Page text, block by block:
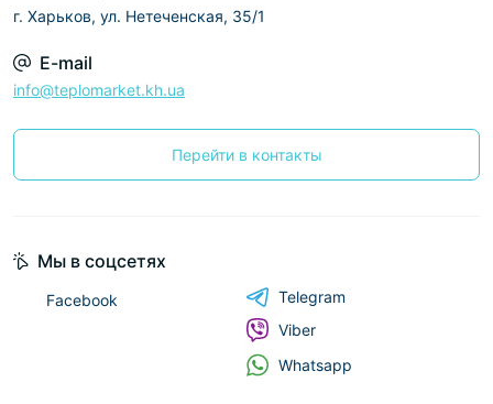
г. Харьков, ул. Нетеченская, 35/1
E-mail
info@teplomarket.kh.ua
Перейти в контакты
Мы в соцсетях
Facebook
Telegram
Viber
Whatsapp